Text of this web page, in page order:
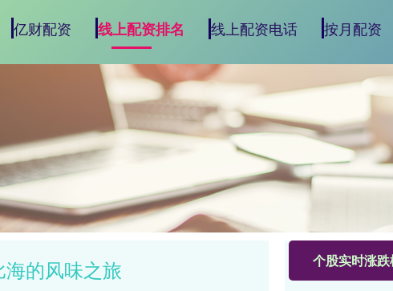
亿财配资 线上配资排名 线上配资电话 按月配资
的风味之旅 个股实时涨跌